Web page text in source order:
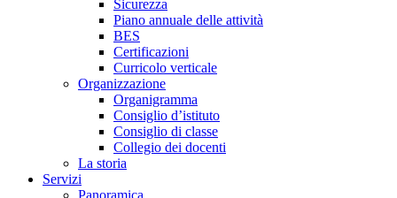
Sicurezza
Piano annuale delle attività
BES
Certificazioni
Curricolo verticale
Organizzazione
Organigramma
Consiglio d’istituto
Consiglio di classe
Collegio dei docenti
La storia
Servizi
Panoramica